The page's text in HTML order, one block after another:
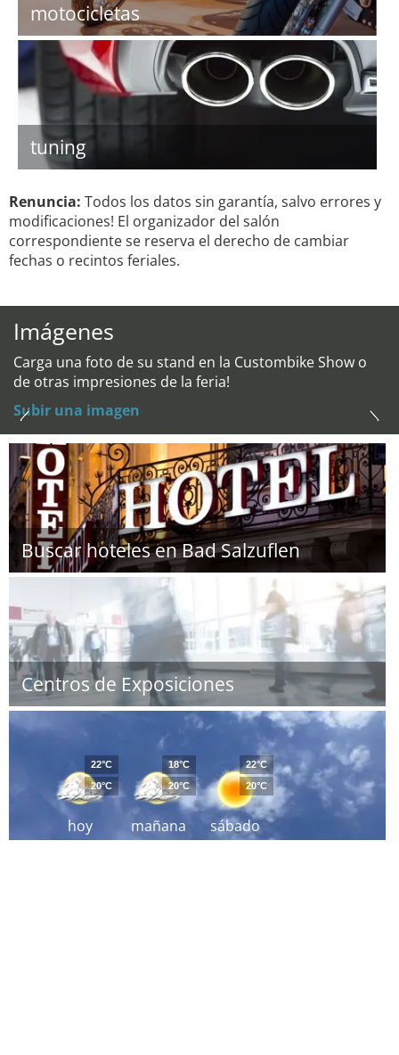
motocicletas
tuning
Renuncia: Todos los datos sin garantía, salvo errores y
modificaciones! El organizador del salón
correspondiente se reserva el derecho de cambiar
fechas o recintos feriales.
Imágenes
Carga una foto de su stand en la Custombike Show o
de otras impresiones de la feria!
Subir una imagen
Buscar hoteles en Bad Salzuflen
Centros de Exposiciones
hoy
22°C
20°C
mañana
18°C
20°C
sábado
22°C
20°C